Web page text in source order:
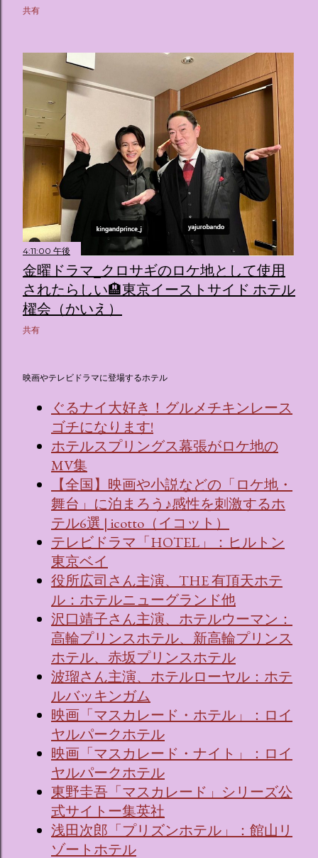
共有
4:11:00 午後
金曜ドラマ_クロサギのロケ地として使用
されたらしい🏨東京イーストサイド ホテル
櫂会（かいえ）
共有
映画やテレビドラマに登場するホテル
ぐるナイ大好き！グルメチキンレース
ゴチになります!
ホテルスプリングス幕張がロケ地の
MV集
【全国】映画や小説などの「ロケ地・
舞台」に泊まろう♪感性を刺激するホ
テル6選 | icotto（イコット）
テレビドラマ「HOTEL」：ヒルトン
東京ベイ
役所広司さん主演、THE 有頂天ホテ
ル：ホテルニューグランド他
沢口靖子さん主演、ホテルウーマン：
高輪プリンスホテル、新高輪プリンス
ホテル、赤坂プリンスホテル
波瑠さん主演、ホテルローヤル：ホテ
ルバッキンガム
映画「マスカレード・ホテル」：ロイ
ヤルパークホテル
映画「マスカレード・ナイト」：ロイ
ヤルパークホテル
東野圭吾「マスカレード」シリーズ公
式サイトー集英社
浅田次郎「プリズンホテル」：館山リ
ゾートホテル